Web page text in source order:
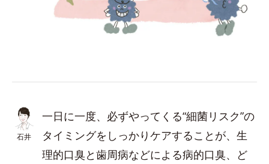
石井
一日に一度、必ずやってくる“細菌リスク”の
タイミングをしっかりケアすることが、生
理的口臭と歯周病などによる病的口臭、ど